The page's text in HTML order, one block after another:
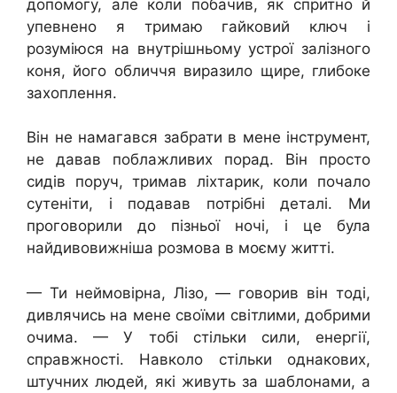
допомогу, але коли побачив, як спритно й
упевнено я тримаю гайковий ключ і
розуміюся на внутрішньому устрої залізного
коня, його обличчя виразило щире, глибоке
захоплення.
Він не намагався забрати в мене інструмент,
не давав поблажливих порад. Він просто
сидів поруч, тримав ліхтарик, коли почало
сутеніти, і подавав потрібні деталі. Ми
проговорили до пізньої ночі, і це була
найдивовижніша розмова в моєму житті.
— Ти неймовірна, Лізо, — говорив він тоді,
дивлячись на мене своїми світлими, добрими
очима. — У тобі стільки сили, енергії,
справжності. Навколо стільки однакових,
штучних людей, які живуть за шаблонами, а